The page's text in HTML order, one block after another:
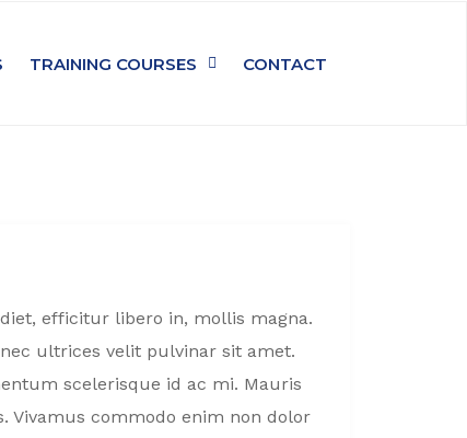
TRAINING COURSES CONTACT
efficitur libero in, mollis magna.
ultrices velit pulvinar sit amet.
scelerisque id ac mi. Mauris
Vivamus commodo enim non dolor